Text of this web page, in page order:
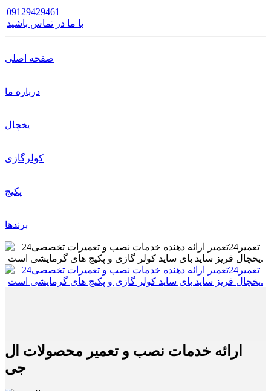
09129429461
با ما در تماس باشید
صفحه اصلی
درباره ما
یخچال
کولرگازی
پکیج
برندها
ارائه خدمات نصب و تعمیر محصولات ال
جی